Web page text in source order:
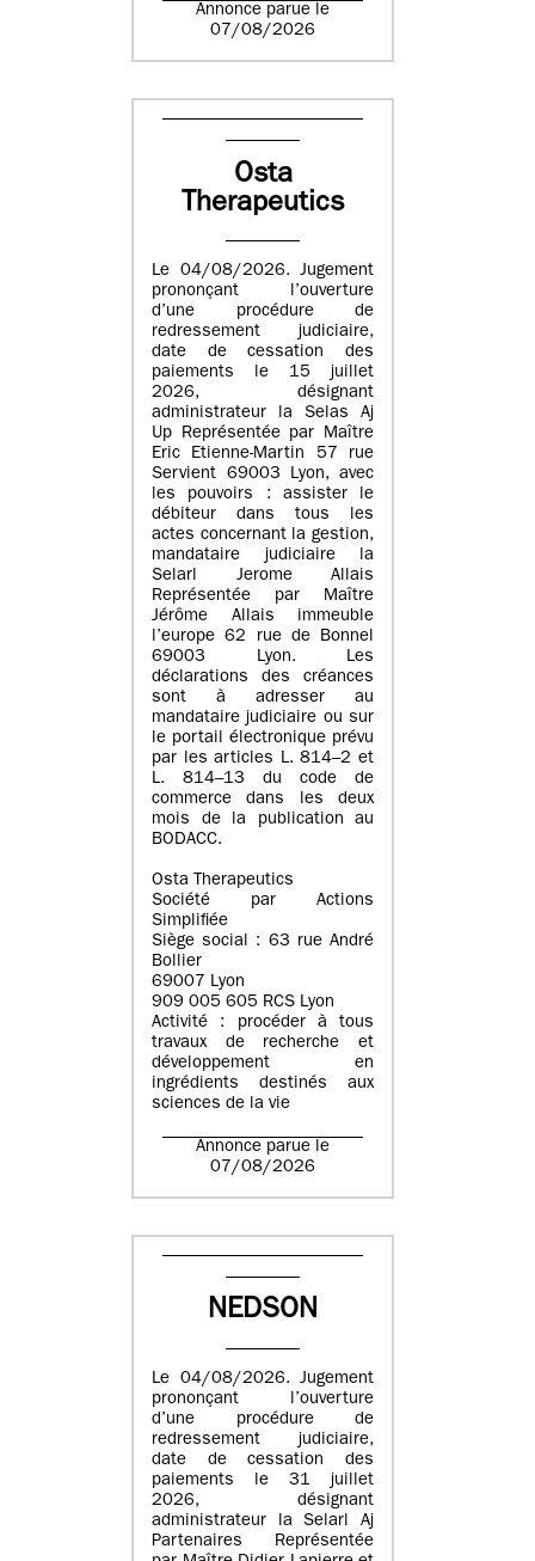
Annonce parue le
07/08/2026
Osta
Therapeutics
Le 04/08/2026. Jugement
prononçant l’ouverture
d’une procédure de
redressement judiciaire,
date de cessation des
paiements le 15 juillet
2026, désignant
administrateur la Selas Aj
Up Représentée par Maître
Eric Etienne-Martin 57 rue
Servient 69003 Lyon, avec
les pouvoirs : assister le
débiteur dans tous les
actes concernant la gestion,
mandataire judiciaire la
Selarl Jerome Allais
Représentée par Maître
Jérôme Allais immeuble
l’europe 62 rue de Bonnel
69003 Lyon. Les
déclarations des créances
sont à adresser au
mandataire judiciaire ou sur
le portail électronique prévu
par les articles L. 814–2 et
L. 814–13 du code de
commerce dans les deux
mois de la publication au
BODACC.
Osta Therapeutics
Société par Actions
Simplifiée
Siège social : 63 rue André
Bollier
69007 Lyon
909 005 605 RCS Lyon
Activité : procéder à tous
travaux de recherche et
développement en
ingrédients destinés aux
sciences de la vie
Annonce parue le
07/08/2026
NEDSON
Le 04/08/2026. Jugement
prononçant l’ouverture
d’une procédure de
redressement judiciaire,
date de cessation des
paiements le 31 juillet
2026, désignant
administrateur la Selarl Aj
Partenaires Représentée